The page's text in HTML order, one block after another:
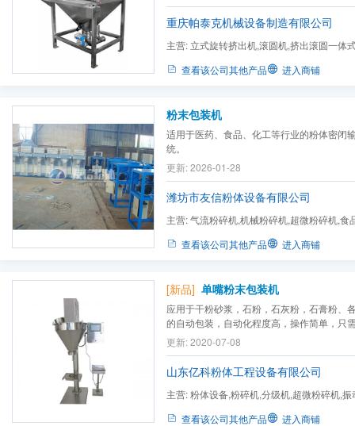
重庆帕泰克机械设备制造有限公司
主营: 立式旋转挤出机,滚圆机,挤出滚圆一体
查看该公司其他产品 进入商铺
粉末包装机
适用于医药、食品、化工等行业的粉体密闭
统。
更新: 2026-01-28
潍坊市友信粉体设备有限公司
主营:气流粉碎机,机械粉碎机,超微粉碎机,食
查看该公司其他产品 进入商铺
[新品] 单嘴粉末包装机
应用于干粉砂浆，石粉，石灰粉，石膏粉、
的自动包装，自动化程度高，操作简单，只
口袋）即可完成包装生产工艺，节省人工(3-
强度，极大的降低生产成本，提高生产效率
全部达到国标要求。
更新: 2020-07-08
山东亿科粉体工程设备有限公司
主营:粉体设备,粉碎机,分级机,超微粉碎机,
查看该公司其他产品 进入商铺